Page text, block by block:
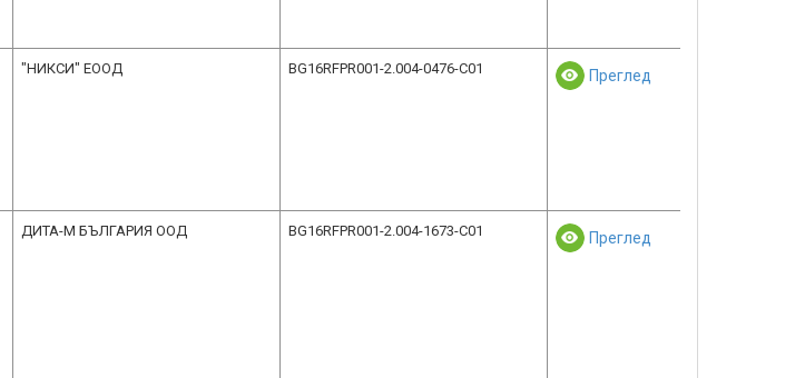
"НИКСИ" ЕООД BG16RFPR001-2.004-0476-C01 Преглед
ДИТА-М БЪЛГАРИЯ ООД BG16RFPR001-2.004-1673-C01 Преглед